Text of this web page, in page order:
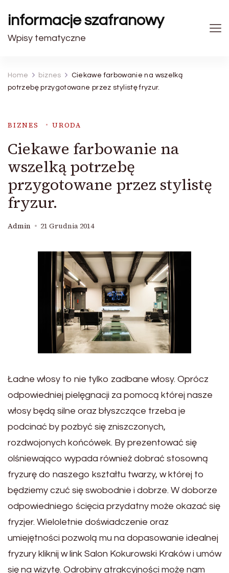
informacje szafranowy
Wpisy tematyczne
Home biznes
Ciekawe farbowanie na wszelką
potrzebę przygotowane przez stylistę fryzur.
BIZNES URODA
Ciekawe farbowanie na
wszelką potrzebę
przygotowane przez stylistę
fryzur.
Admin 21 Grudnia 2014
Ładne włosy to nie tylko zadbane włosy. Oprócz
odpowiedniej pielęgnacji za pomocą której nasze
włosy będą silne oraz błyszczące trzeba je
podcinać by pozbyć się zniszczonych,
rozdwojonych końcówek. By prezentować się
olśniewająco wypada również dobrać stosowną
fryzurę do naszego kształtu twarzy, w której to
będziemy czuć się swobodnie i dobrze. W doborze
odpowiedniego ścięcia przydatny może okazać się
fryzjer. Wieloletnie doświadczenie oraz
umiejętności pozwolą mu na dopasowanie idealnej
fryzury kliknij w link Salon Kokurowski Kraków i umów
się na wizytę. Odrobiny atrakcyjności może nam